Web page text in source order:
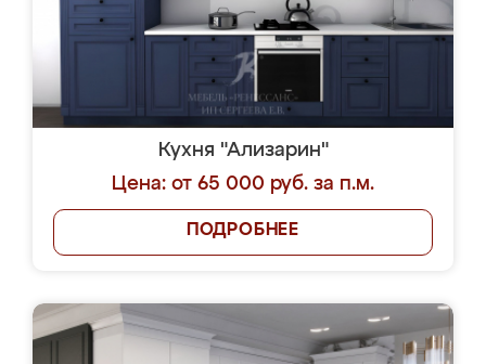
Кухня "Ализарин"
Цена: от 65 000 руб. за п.м.
ПОДРОБНЕЕ